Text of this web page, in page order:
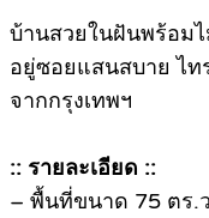
บ้านสวยในฝันพร้อม
อยู่ซอยแสนสบาย ไท
จากกรุงเทพฯ
:: รายละเอียด ::
– พื้นที่ขนาด 75 ตร.